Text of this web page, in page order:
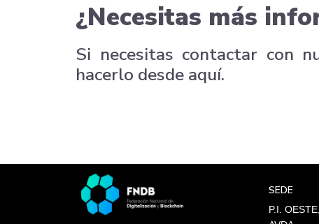
¿Necesitas más
Si necesitas contactar con
hacerlo desde aquí.
SEDE
P.I. OESTE,